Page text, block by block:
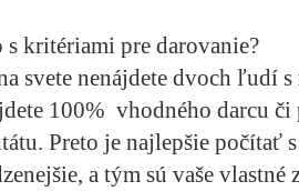
s kritériami pre darovanie?
svete nenájdete dvoch ľudí
100% vhodného darcu
Preto je najlepšie počítať
a tým sú vaše